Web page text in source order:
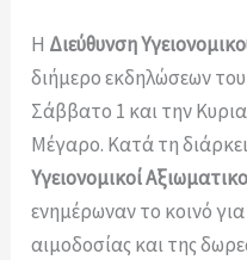
Η Διεύθυνση
διήμερο εκδηλώσεων του
Σάββατο 1 και την
Μέγαρο. Κατά τη
Υγειονομικοί
ενημέρωναν το κοινό
αιμοδοσίας και της